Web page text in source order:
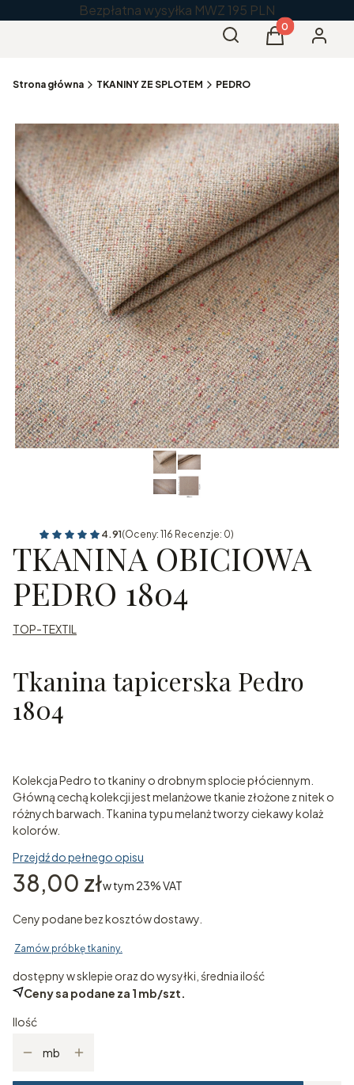
Bezpłatna wysyłka MWZ 195 PLN
Otwórz wyszukiwarkę
SzukajProdukty w
Koszyk
Strona główna TKANINY ZE SPLOTEM PEDRO
4.91(Oceny: 116 Recenzje: 0)
TKANINA OBICIOWA
PEDRO 1804
TOP-TEXTIL
Tkanina tapicerska Pedro
1804
Kolekcja Pedro to tkaniny o drobnym splocie płóciennym.
Główną cechą kolekcji jest melanżowe tkanie złożone z nitek o
różnych barwach. Tkanina typu melanż tworzy ciekawy kolaż
kolorów.
Przejdź do pełnego opisu
Cena
38,00 złw tym 23% VAT
w tym 23%VAT
Ceny podane bez kosztów dostawy.
Zamów próbkę tkaniny.
dostępny w sklepie oraz do wysyłki, średnia ilość
Ceny sa podane za 1 mb/szt.
Ilość
mb